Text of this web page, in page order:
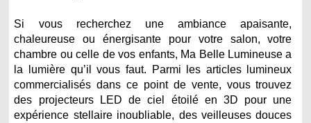
Si vous recherchez une ambiance apaisante,
chaleureuse ou énergisante pour votre salon, votre
chambre ou celle de vos enfants, Ma Belle Lumineuse a
la lumière qu’il vous faut. Parmi les articles lumineux
commercialisés dans ce point de vente, vous trouvez
des projecteurs LED de ciel étoilé en 3D pour une
expérience stellaire inoubliable, des veilleuses douces